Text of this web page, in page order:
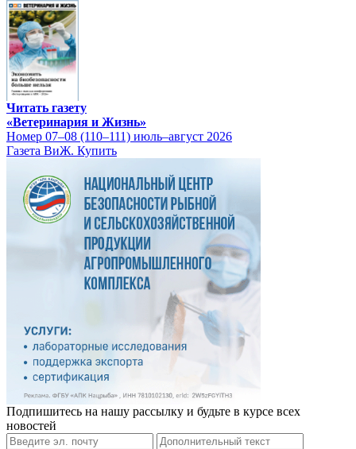
Читать газету
«Ветеринария и Жизнь»
Номер 07–08 (110–111) июль–август 2026
Газета ВиЖ. Купить
Подпишитесь на нашу рассылку и будьте в курсе всех
новостей